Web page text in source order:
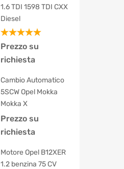
1.6 TDI 1598 TDI CXX
Diesel
Valutato
Prezzo su
richiesta
Cambio Automatico
5SCW Opel Mokka
Mokka X
Prezzo su
richiesta
Motore Opel B12XER
1.2 benzina 75 CV